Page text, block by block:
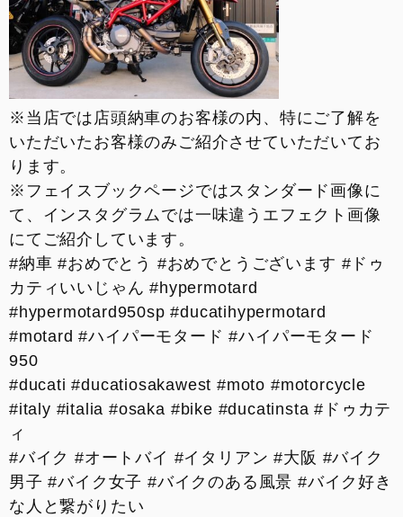
※当店では店頭納車のお客様の内、特にご了解を
いただいたお客様のみご紹介させていただいてお
ります。
※フェイスブックページではスタンダード画像に
て、インスタグラムでは一味違うエフェクト画像
にてご紹介しています。
#納車 #おめでとう #おめでとうございます # ドゥ
カティいいじゃん #hypermotard
#hypermotard950sp #ducatihypermotard
#motard #ハイパーモタード #ハイパーモタード
950
#ducati #ducatiosakawest #moto #motorcycle
#italy #italia #osaka #bike #ducatinsta # ドゥカテ
ィ
#バイク #オートバイ #イタリアン #大阪 #バイク
男子 #バイク女子 #バイクのある風景 #バイク好き
な人と繋がりたい